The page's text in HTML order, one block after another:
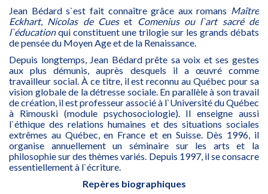
Jean Bédard s`est fait connaître grâce aux romans Maître
Eckhart, Nicolas de Cueset Comenius ou l`art sacré de
l`éducationqui constituent une trilogie sur les grands débats
de pensée du Moyen Age et de la Renaissance.
Depuis longtemps, Jean Bédard prête sa voix et ses gestes
aux plus démunis, auprès desquels il a œuvré comme
travailleur social. À ce titre, il est reconnu au Québec pour sa
vision globale de la détresse sociale. En parallèle à son travail
de création, il est professeur associé à l`Université du Québec
à Rimouski (module psychosociologie). Il enseigne aussi
l`éthique des relations humaines et des situations sociales
extrêmes au Québec, en France et en Suisse. Dès 1996, il
organise annuellement un séminaire sur les arts et la
philosophie sur des thèmes variés. Depuis 1997, il se consacre
essentiellement à l`écriture.
Repères biographiques